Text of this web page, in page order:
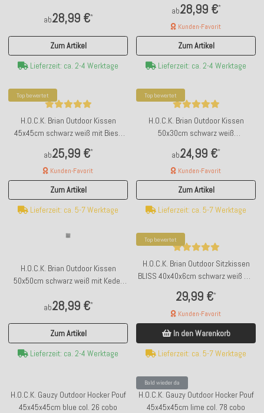
ab28,99 €*
Zum Artikel
Lieferzeit: ca. 2-4 Werktage
ab28,99 €*
Kunden-Favorit
Zum Artikel
Lieferzeit: ca. 2-4 Werktage
Top bewertet
H.O.C.K. Brian Outdoor Kissen
45x45cm schwarz weiß mit Biese
ab25,99 €*
Kunden-Favorit
Zum Artikel
Lieferzeit: ca. 5-7 Werktage
Top bewertet
H.O.C.K. Brian Outdoor Kissen
50x30cm schwarz weiß
ab24,99 €*
Kunden-Favorit
Zum Artikel
Lieferzeit: ca. 5-7 Werktage
H.O.C.K. Brian Outdoor Kissen
50x50cm schwarz weiß mit Keder
ab28,99 €*
Zum Artikel
Lieferzeit: ca. 2-4 Werktage
Top bewertet
H.O.C.K. Brian Outdoor Sitzkissen
BLISS 40x40x6cm schwarz weiß mit
29,99 €*
Kunden-Favorit
In den Warenkorb
Lieferzeit: ca. 5-7 Werktage
H.O.C.K. Gauzy Outdoor Hocker Pouf
45x45x45cm blue col. 26 cobo
Bald wieder da
H.O.C.K. Gauzy Outdoor Hocker Pouf
45x45x45cm lime col. 78 cobo